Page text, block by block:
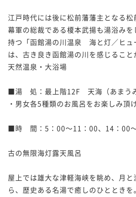
江戸時代には後に松前藩藩主となる
幕軍の総裁である榎本武揚も湯浴み
持つ「函館湯の川温泉　海と灯／ヒュ
は、古き良き函館湯の川を感じること
天然温泉・大浴場
■湯　処：最上階12F　天海（あまう
・男女各5種類のお風呂をお楽しみ頂
■時　間：5：00～11：00、14：00
古の無限海灯露天風呂
屋上では雄大な津軽海峡を眺め、月
ら、歴史ある名湯で癒しのひとときを。